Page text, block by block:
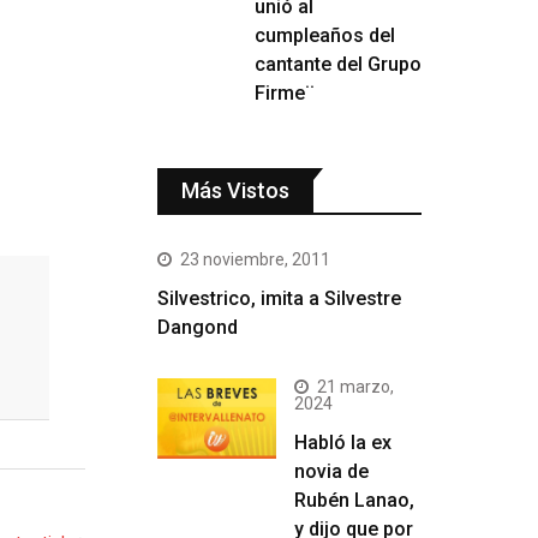
unió al
cumpleaños del
cantante del Grupo
Firme¨
Más Vistos
23 noviembre, 2011
Silvestrico, imita a Silvestre
Dangond
21 marzo,
2024
Habló la ex
novia de
Rubén Lanao,
y dijo que por